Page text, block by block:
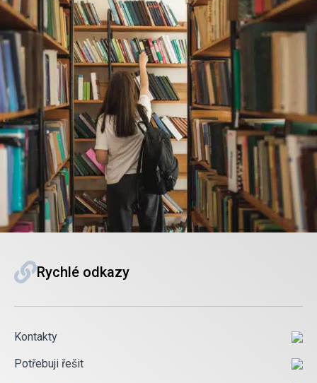
Rychlé odkazy
Kontakty
Potřebuji řešit